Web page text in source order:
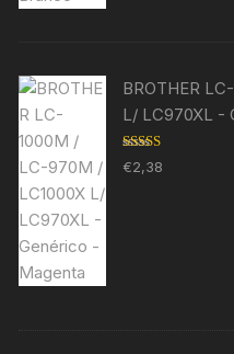
BROTHER
L/ LC970XL -
Avaliação
5.00de 5
€2,38